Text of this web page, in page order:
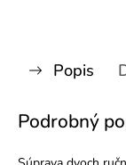
Popis
Podrobný